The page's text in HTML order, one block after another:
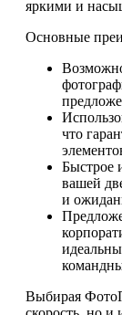
яркими и
Основные
что
Быстрое
вашей
и
Выбирая